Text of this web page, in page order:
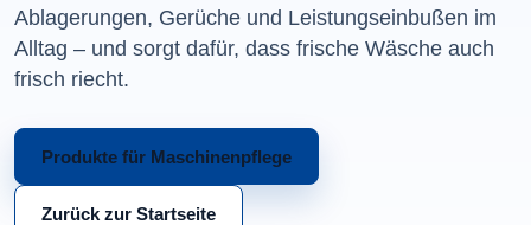
Ablagerungen, Gerüche und Leistungseinbußen im
Alltag – und sorgt dafür, dass frische Wäsche auch
frisch riecht.
Produkte für Maschinenpflege
Zurück zur Startseite